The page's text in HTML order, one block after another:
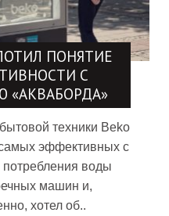
ПОНЯТИЕ
С
техники Beko
эффективных с
потребления воды
машин и,
хотел об..